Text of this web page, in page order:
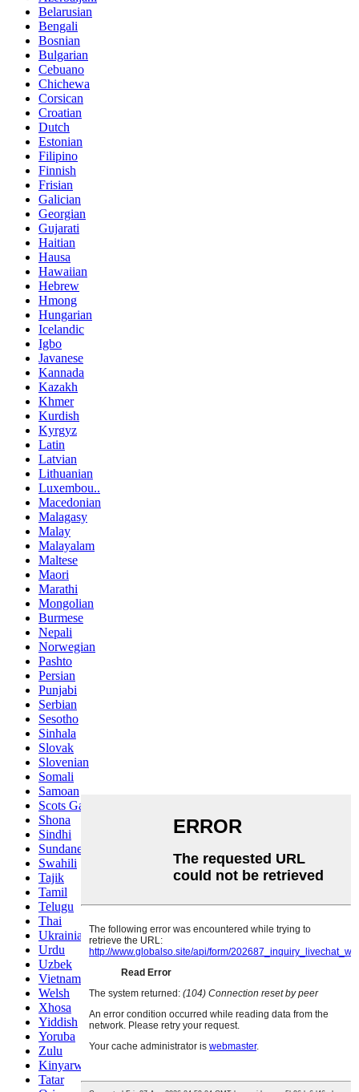
Belarusian
Bengali
Bosnian
Bulgarian
Cebuano
Chichewa
Corsican
Croatian
Dutch
Estonian
Filipino
Finnish
Frisian
Galician
Georgian
Gujarati
Haitian
Hausa
Hawaiian
Hebrew
Hmong
Hungarian
Icelandic
Igbo
Javanese
Kannada
Kazakh
Khmer
Kurdish
Kyrgyz
Latin
Latvian
Lithuanian
Luxembou..
Macedonian
Malagasy
Malay
Malayalam
Maltese
Maori
Marathi
Mongolian
Burmese
Nepali
Norwegian
Pashto
Persian
Punjabi
Serbian
Sesotho
Sinhala
Slovak
Slovenian
Somali
Samoan
Scots Gaelic
Shona
Sindhi
Sundanese
Swahili
Tajik
Tamil
Telugu
Thai
Ukrainian
Urdu
Uzbek
Vietnamese
Welsh
Xhosa
Yiddish
Yoruba
Zulu
Kinyarwanda
Tatar